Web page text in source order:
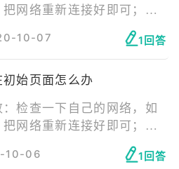
网络重新连接好即可；服
服务器维修结束即可；安
误需要玩家卸载游戏后，
戏安装包重新安装游戏。
10-07 1回答
始页面怎么办
检查一下自己的网络，如
网络重新连接好即可；服
服务器维修结束即可；安
误需要玩家卸载游戏后，
10-06 1回答